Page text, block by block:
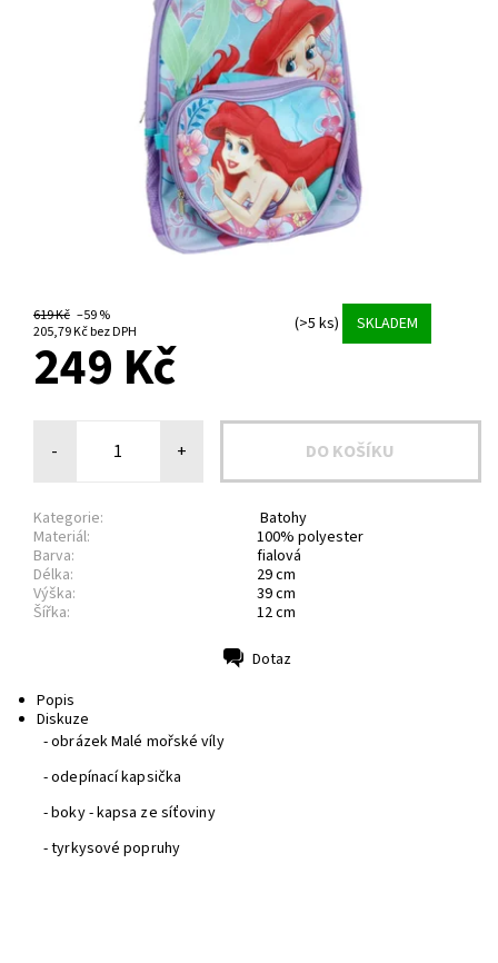
619 Kč –59 %
205,79 Kč bez DPH
(>5 ks) SKLADEM
249 Kč
- +
Kategorie:
Batohy
Materiál:
100% polyester
Barva:
fialová
Délka:
29 cm
Výška:
39 cm
Šířka:
12 cm
Dotaz
Popis
Diskuze
- obrázek Malé mořské víly
- odepínací kapsička
- boky - kapsa ze síťoviny
- tyrkysové popruhy